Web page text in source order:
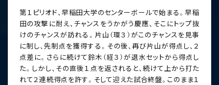
第１ピリオド、早稲田大学のセンターボールで始まる。早稲
田の攻撃に耐え、チャンスをうかがう慶應、そこにトップ抜
けのチャンスが訪れる。片山（環３）がこのチャンスを見事
に制し、先制点を獲得する。その後、再び片山が得点し、２
点差に。さらに続けて鈴木（経３）が退水セットから得点し
た。しかし、その直後１点を返されると、続けて上から打た
れて２連続得点を許す。そして迎えた試合終盤。このまま１